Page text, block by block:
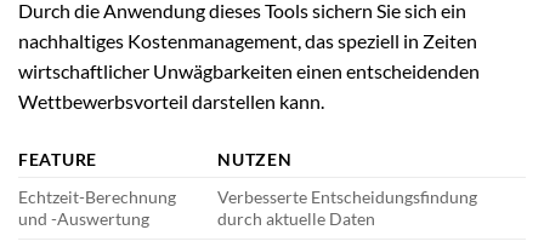
Durch die Anwendung dieses Tools sichern Sie sich ein
nachhaltiges Kostenmanagement, das speziell in Zeiten
wirtschaftlicher Unwägbarkeiten einen entscheidenden
Wettbewerbsvorteil darstellen kann.
FEATURE
NUTZEN
Echtzeit-Berechnung
und -Auswertung
Verbesserte Entscheidungsfindung
durch aktuelle Daten